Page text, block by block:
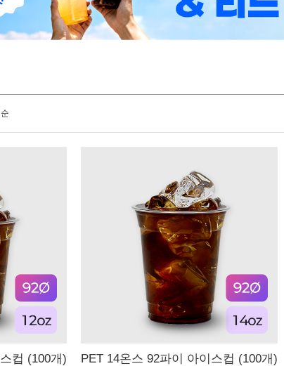
컵 (100개) PET 14온스 92파이 아이스컵 (100개)